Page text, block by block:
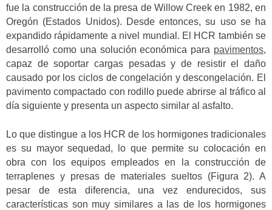
fue la construcción de la presa de Willow Creek en 1982, en
Oregón (Estados Unidos). Desde entonces, su uso se ha
expandido rápidamente a nivel mundial. El HCR también se
desarrolló como una solución económica para pavimentos,
capaz de soportar cargas pesadas y de resistir el daño
causado por los ciclos de congelación y descongelación. El
pavimento compactado con rodillo puede abrirse al tráfico al
día siguiente y presenta un aspecto similar al asfalto.
Lo que distingue a los HCR de los hormigones tradicionales
es su mayor sequedad, lo que permite su colocación en
obra con los equipos empleados en la construcción de
terraplenes y presas de materiales sueltos (Figura 2). A
pesar de esta diferencia, una vez endurecidos, sus
características son muy similares a las de los hormigones